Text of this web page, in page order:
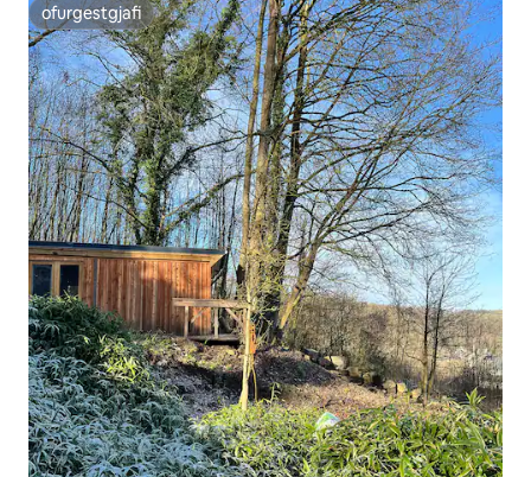
ofurgestgjafi
ofurgestgjafi